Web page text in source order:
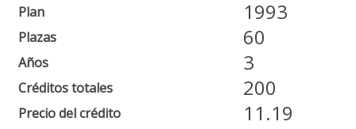
Plan
Plazas
Años
Créditos totales
Precio del crédito
1993
60
3
200
11.19